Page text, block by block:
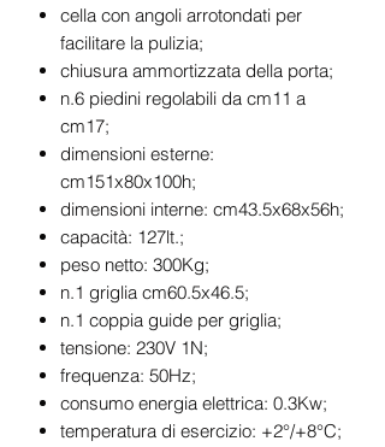
cella con angoli arrotondati per
facilitare la pulizia;
chiusura ammortizzata della porta;
n.6 piedini regolabili da cm11 a
cm17;
dimensioni esterne:
cm151x80x100h;
dimensioni interne: cm43.5x68x56h;
capacità: 127lt.;
peso netto: 300Kg;
n.1 griglia cm60.5x46.5;
n.1 coppia guide per griglia;
tensione: 230V 1N;
frequenza: 50Hz;
consumo energia elettrica: 0.3Kw;
temperatura di esercizio: +2°/+8°C;